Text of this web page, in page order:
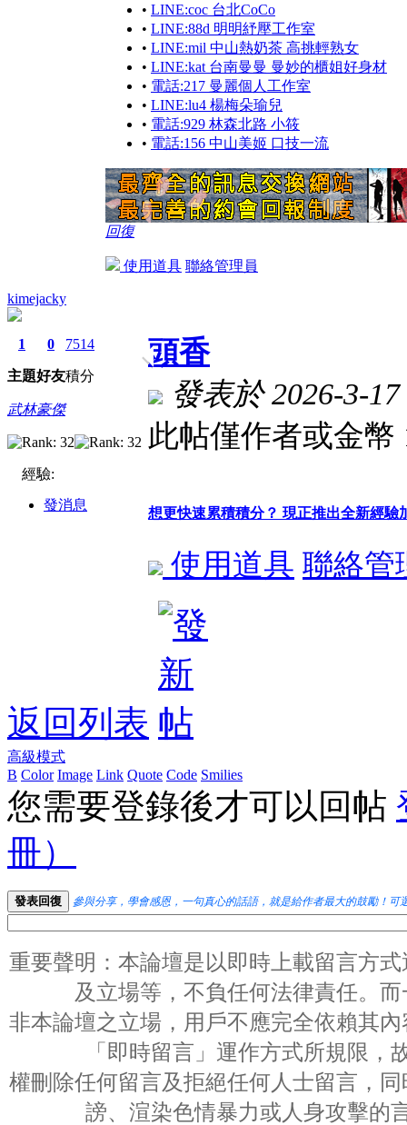
• LINE:coc 台北CoCo
• LINE:88d 明明紓壓工作室
• LINE:mil 中山熱奶茶 高挑輕熟女
• LINE:kat 台南曼曼 曼妙的櫃姐好身材
• 電話:217 曼麗個人工作室
• LINE:lu4 楊梅朵瑜兒
• 電話:929 林森北路 小筱
• 電話:156 中山美姬 口技一流
回復
使用道具 聯絡管理員
kimejacky
1
主題
0
好友
7514
積分
武林豪傑
經驗:
發消息
頭香
發表於 2026-3-
此帖僅作者或金
想更快速累積積分？ 現正推出全新經驗
使用道具 聯絡管
返回列表
高級模式
B Color Image Link Quote Code Smilies
您需要登錄後才可以回帖
冊）
發表回復 參與分享，學會感恩，一句真心的話語，就是給作者最大的鼓勵！可
重要聲明：本論壇是以即時上載留言方
及立場等，不負任何法律責任。
非本論壇之立場，用戶不應完全依賴其
「即時留言」運作方式所規限
權刪除任何留言及拒絕任何人士留言，
謗、渲染色情暴力或人身攻擊的